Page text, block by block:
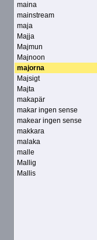
maina
mainstream
maja
Majja
Majmun
Majnoon
majorna
Majsigt
Majta
makapär
makar ingen sense
makear ingen sense
makkara
malaka
malle
Mallig
Mallis